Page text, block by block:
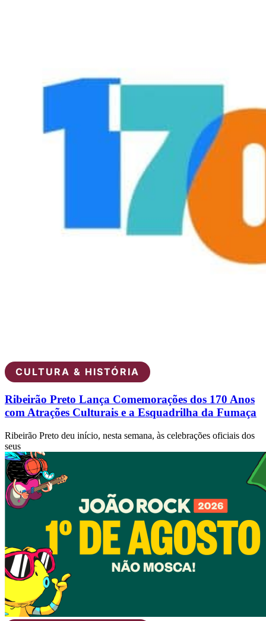
CULTURA & HISTÓRIA
Ribeirão Preto Lança Comemorações dos 170 Anos
com Atrações Culturais e a Esquadrilha da Fumaça
Ribeirão Preto deu início, nesta semana, às celebrações oficiais dos
seus